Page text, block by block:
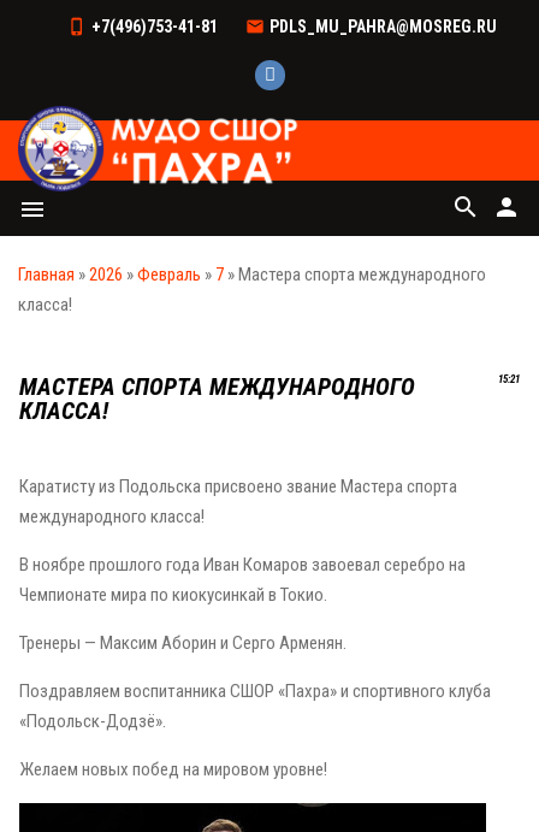
+7(496)753-41-81 PDLS_MU_PAHRA@MOSREG.RU
menu person
search
Главная »2026 »Февраль » 7 » Мастера спорта международного
класса!
15:21
МАСТЕРА СПОРТА МЕЖДУНАРОДНОГО
КЛАССА!
Каратисту из Подольска присвоено звание Мастера спорта
международного класса!
В ноябре прошлого года Иван Комаров завоевал серебро на
Чемпионате мира по киокусинкай в Токио.
Тренеры — Максим Аборин и Серго Арменян.
Поздравляем воспитанника СШОР «Пахра» и спортивного клуба
«Подольск-Додзё».
Желаем новых побед на мировом уровне!